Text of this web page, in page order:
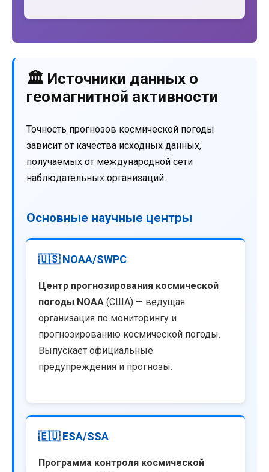
🏛️ Источники данных о
геомагнитной активности
Точность прогнозов космической погоды
зависит от качества исходных данных,
получаемых от международной сети
наблюдательных организаций.
Основные научные центры
🇺🇸 NOAA/SWPC
Центр прогнозирования космической
погоды NOAA (США) — ведущая
организация по мониторингу и
прогнозированию космической погоды.
Выпускает официальные
предупреждения и прогнозы.
🇪🇺 ESA/SSA
Программа контроля космической